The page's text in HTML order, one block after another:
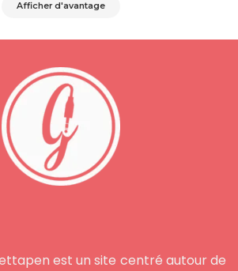
Afficher d'avantage
est un site centré autour de